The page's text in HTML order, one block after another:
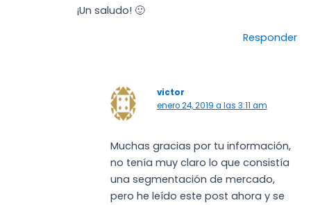
¡Un saludo! 🙂
Responder
victor
enero 24, 2019 a las 3:11 am
Muchas gracias por tu información,
no tenía muy claro lo que consistía
una segmentación de mercado,
pero he leído este post ahora y se